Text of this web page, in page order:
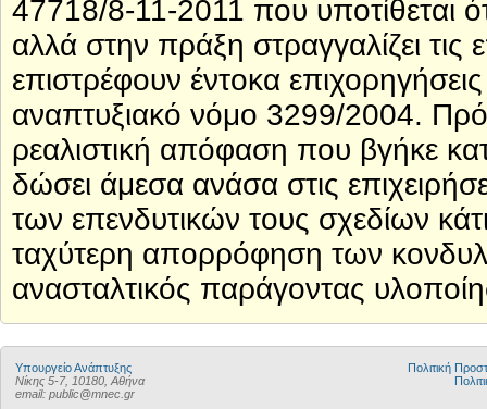
47718/8-11-2011 που υποτίθεται
αλλά στην πράξη στραγγαλίζει τις
επιστρέφουν έντοκα
αναπτυξιακό νόμο 3299/2004.
ρεαλιστική απόφαση που βγήκε
δώσει άμεσα ανάσα στις
των επενδυτικών τους σχεδίων
ταχύτερη απορρόφηση των
ανασταλτικός παράγοντας
Υπουργείο Ανάπτυξης
Νίκης 5-7, 10180, Αθήνα
email: public@mnec.gr
Πολιτική